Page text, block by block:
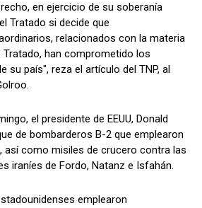
en ejercicio de su soberanía
Tratado si decide que
relacionados con la materia
han comprometido los
su país", reza el artículo del TNP, al
el presidente de EEUU, Donald
de bombarderos B-2 que emplearon
así como misiles de crucero contra las
iraníes de Fordo, Natanz e Isfahán.
emplearon